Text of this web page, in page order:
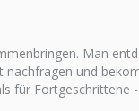
Man
und
für